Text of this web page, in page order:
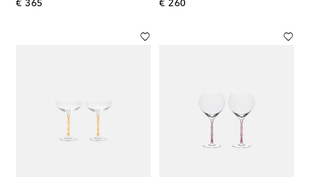
€ 365original price
€ 260original price